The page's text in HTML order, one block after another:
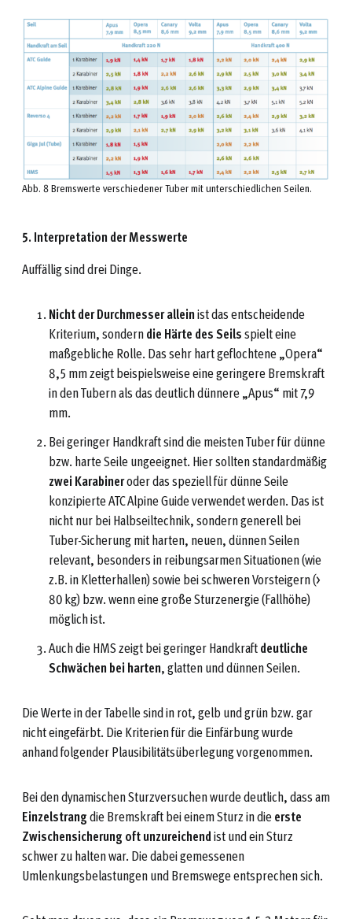
Abb. 8 Bremswerte verschiedener Tuber mit unterschiedlichen Seilen.
5. Interpretation der Messwerte
Auffällig sind drei Dinge.
Nicht der Durchmesser alleinist das entscheidende
Kriterium, sonderndie Härte des Seilsspielt eine
maßgebliche Rolle. Das sehr hart geflochtene „Opera“
8,5 mm zeigt beispielsweise eine geringere Bremskraft
in den Tubern als das deutlich dünnere „Apus“ mit 7,9
mm.
Bei geringer Handkraft sind die meisten Tuber für dünne
bzw. harte Seile ungeeignet. Hier sollten standardmäßig
zwei Karabineroder das speziell für dünne Seile
konzipierte ATC Alpine Guide verwendet werden. Das ist
nicht nur bei Halbseiltechnik, sondern generell bei
Tuber-Sicherung mit harten, neuen, dünnen Seilen
relevant, besonders in reibungsarmen Situationen (wie
z.B. in Kletterhallen) sowie bei schweren Vorsteigern (>
80 kg) bzw. wenn eine große Sturzenergie (Fallhöhe)
möglich ist.
Auch die HMS zeigt bei geringer Handkraftdeutliche
Schwächen bei harten, glatten und dünnen Seilen.
Die Werte in der Tabelle sind in rot, gelb und grün bzw. gar
nicht eingefärbt. Die Kriterien für die Einfärbung wurde
anhand folgender Plausibilitätsüberlegung vorgenommen.
Bei den dynamischen Sturzversuchen wurde deutlich, dass am
Einzelstrangdie Bremskraft bei einem Sturz in dieerste
Zwischensicherung oft unzureichendist und ein Sturz
schwer zu halten war. Die dabei gemessenen
Umlenkungsbelastungen und Bremswege entsprechen sich.